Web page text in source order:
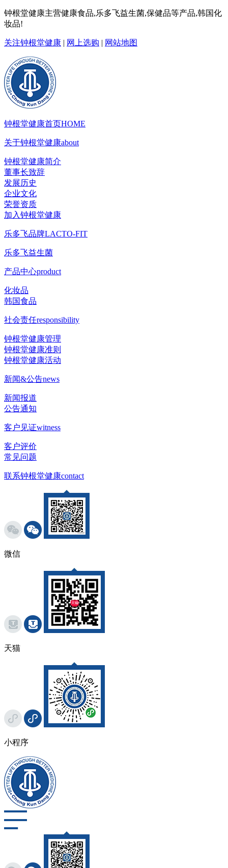
钟根堂健康主营健康食品,乐多飞益生菌,保健品等产品,韩国化
妆品!
关注钟根堂健康 | 网上选购 | 网站地图
钟根堂健康首页HOME
关于钟根堂健康about
钟根堂健康简介
董事长致辞
发展历史
企业文化
荣誉资质
加入钟根堂健康
乐多飞品牌LACTO-FIT
乐多飞益生菌
产品中心product
化妆品
韩国食品
社会责任responsibility
钟根堂健康管理
钟根堂健康准则
钟根堂健康活动
新闻&公告news
新闻报道
公告通知
客户见证witness
客户评价
常见问题
联系钟根堂健康contact
微信
天猫
小程序